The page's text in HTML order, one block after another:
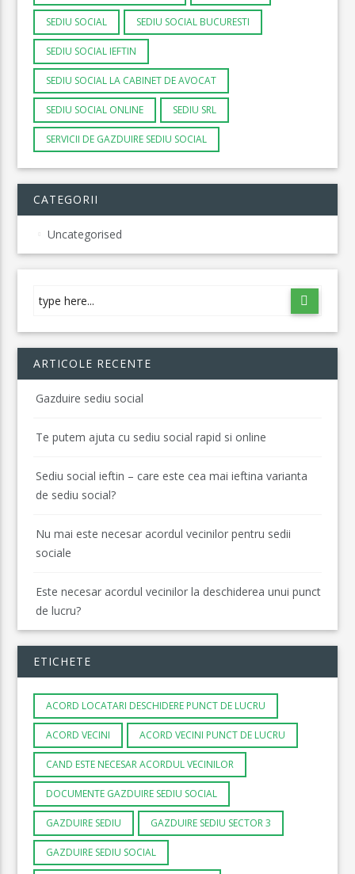
SEDIU SOCIAL SEDIU SOCIAL BUCURESTI
SEDIU SOCIAL IEFTIN
SEDIU SOCIAL LA CABINET DE AVOCAT
SEDIU SOCIAL ONLINE SEDIU SRL
SERVICII DE GAZDUIRE SEDIU SOCIAL
CATEGORII
Uncategorised
ARTICOLE RECENTE
Gazduire sediu social
Te putem ajuta cu sediu social rapid si online
Sediu social ieftin – care este cea mai ieftina varianta
de sediu social?
Nu mai este necesar acordul vecinilor pentru sedii
sociale
Este necesar acordul vecinilor la deschiderea unui punct
de lucru?
ETICHETE
ACORD LOCATARI DESCHIDERE PUNCT DE LUCRU
ACORD VECINI ACORD VECINI PUNCT DE LUCRU
CAND ESTE NECESAR ACORDUL VECINILOR
DOCUMENTE GAZDUIRE SEDIU SOCIAL
GAZDUIRE SEDIU GAZDUIRE SEDIU SECTOR 3
GAZDUIRE SEDIU SOCIAL